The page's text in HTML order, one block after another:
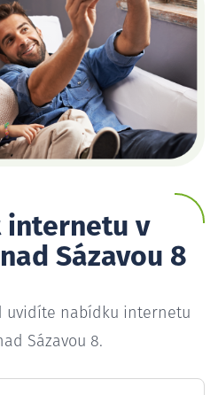
internetu v
Sázavou 8
uvidíte nabídku internetu
Sázavou 8.